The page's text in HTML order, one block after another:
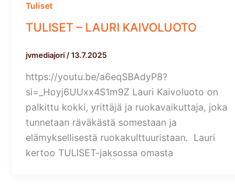
Tuliset
TULISET – LAURI KAIVOLUOTO
jvmediajori /13.7.2025
https://youtu.be/a6eqSBAdyP8?
si=_Hoyj6UUxx4S1m9Z Lauri Kaivoluoto on
palkittu kokki, yrittäjä ja ruokavaikuttaja, joka
tunnetaan räväkästä somestaan ja
elämyksellisestä ruokakulttuuristaan. Lauri
kertoo TULISET-jaksossa omasta